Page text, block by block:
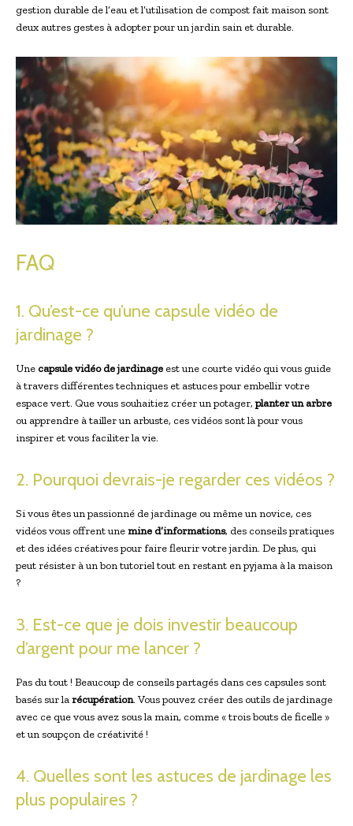
gestion durable de l’eau et l’utilisation de compost fait maison sont
deux autres gestes à adopter pour un jardin sain et durable.
FAQ
1. Qu’est-ce qu’une capsule vidéo de
jardinage ?
Une capsule vidéo de jardinage est une courte vidéo qui vous guide
à travers différentes techniques et astuces pour embellir votre
espace vert. Que vous souhaitiez créer un potager,planter un arbre
ou apprendre à tailler un arbuste, ces vidéos sont là pour vous
inspirer et vous faciliter la vie.
2. Pourquoi devrais-je regarder ces vidéos ?
Si vous êtes un passionné de jardinage ou même un novice, ces
vidéos vous offrent unemine d’informations, des conseils pratiques
et des idées créatives pour faire fleurir votre jardin. De plus, qui
peut résister à un bon tutoriel tout en restant en pyjama à la maison
?
3. Est-ce que je dois investir beaucoup
d’argent pour me lancer ?
Pas du tout ! Beaucoup de conseils partagés dans ces capsules sont
basés sur larécupération. Vous pouvez créer des outils de jardinage
avec ce que vous avez sous la main, comme « trois bouts de ficelle »
et un soupçon de créativité !
4. Quelles sont les astuces de jardinage les
plus populaires ?